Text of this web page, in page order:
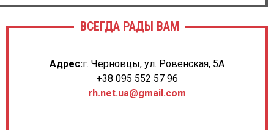
ВСЕГДА РАДЫ ВАМ
Адрес:г. Черновцы, ул. Ровенская, 5А
+38 095 552 57 96
rh.net.ua@gmail.com